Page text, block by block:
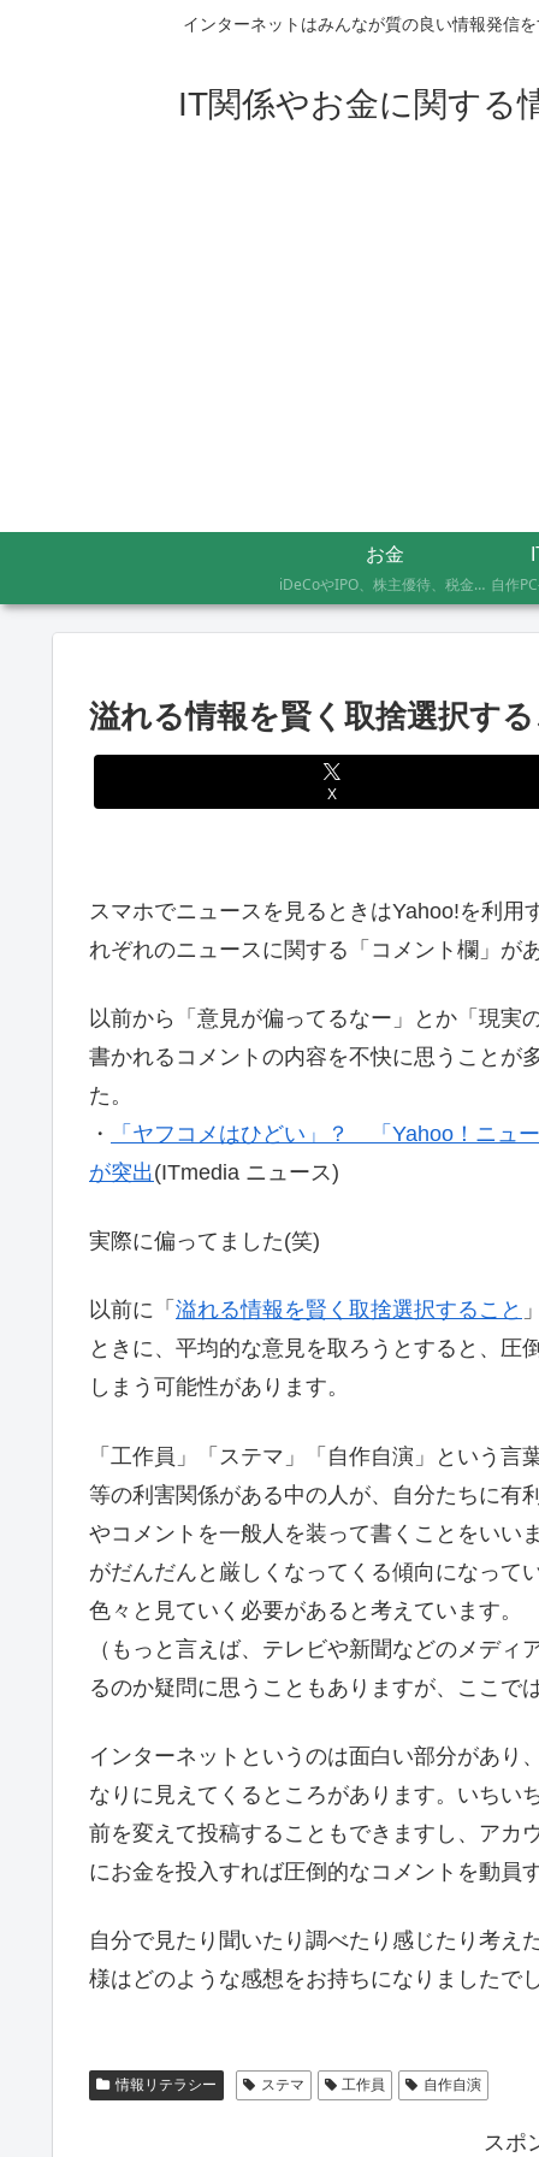
インターネットはみんなが質の良い情報発信
IT関係やお金に関する
お金
iDeCoやIPO、株主優待、税金のお得な支払い方法まで、AFP資格を持つ管理人が実際に体験したお金の記録です。証券会社の手続きにかかった日数や失敗談など、体験した人にしかわからないリアルな情報をお届けします。
溢れる情報を賢く取捨選択す
X
スマホでニュースを見るときはYahoo!を利
れぞれのニュースに関する「コメント欄」が
以前から「意見が偏ってるなー」とか「現実
書かれるコメントの内容を不快に思うことが
た。
・
「ヤフコメはひどい」？ 「Yahoo！ニュ
が突出(ITmedia ニュース)
実際に偏ってました(笑)
以前に「 溢れる情報を賢く取捨選択すること
ときに、平均的な意見を取ろうとすると、圧
しまう可能性があります。
「工作員」「ステマ」「自作自演」という
等の利害関係がある中の人が、自分たちに有
やコメントを一般人を装って書くことをいい
がだんだんと厳しくなってくる傾向になって
色々と見ていく必要があると考えています。
（もっと言えば、テレビや新聞などのメデ
るのか疑問に思うこともありますが、ここで
インターネットというのは面白い部分があり
なりに見えてくるところがあります。いちい
前を変えて投稿することもできますし、アカ
にお金を投入すれば圧倒的なコメントを動員
自分で見たり聞いたり調べたり感じたり考え
様はどのような感想をお持ちになりましたで
情報リテラシー ステマ 工作員 自作自演
スポ